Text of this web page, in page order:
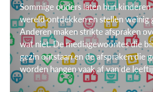
Sommige ouders laten hun
wereld ontdekken en stellen weinig
Anderen maken strikte afspraken
wat niet. De mediagewoontes die
gezin ontstaan en de afspraken die
worden hangen vaak af van de
kinderen, van het doel, het toestel,